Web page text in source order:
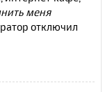
меня
отключил